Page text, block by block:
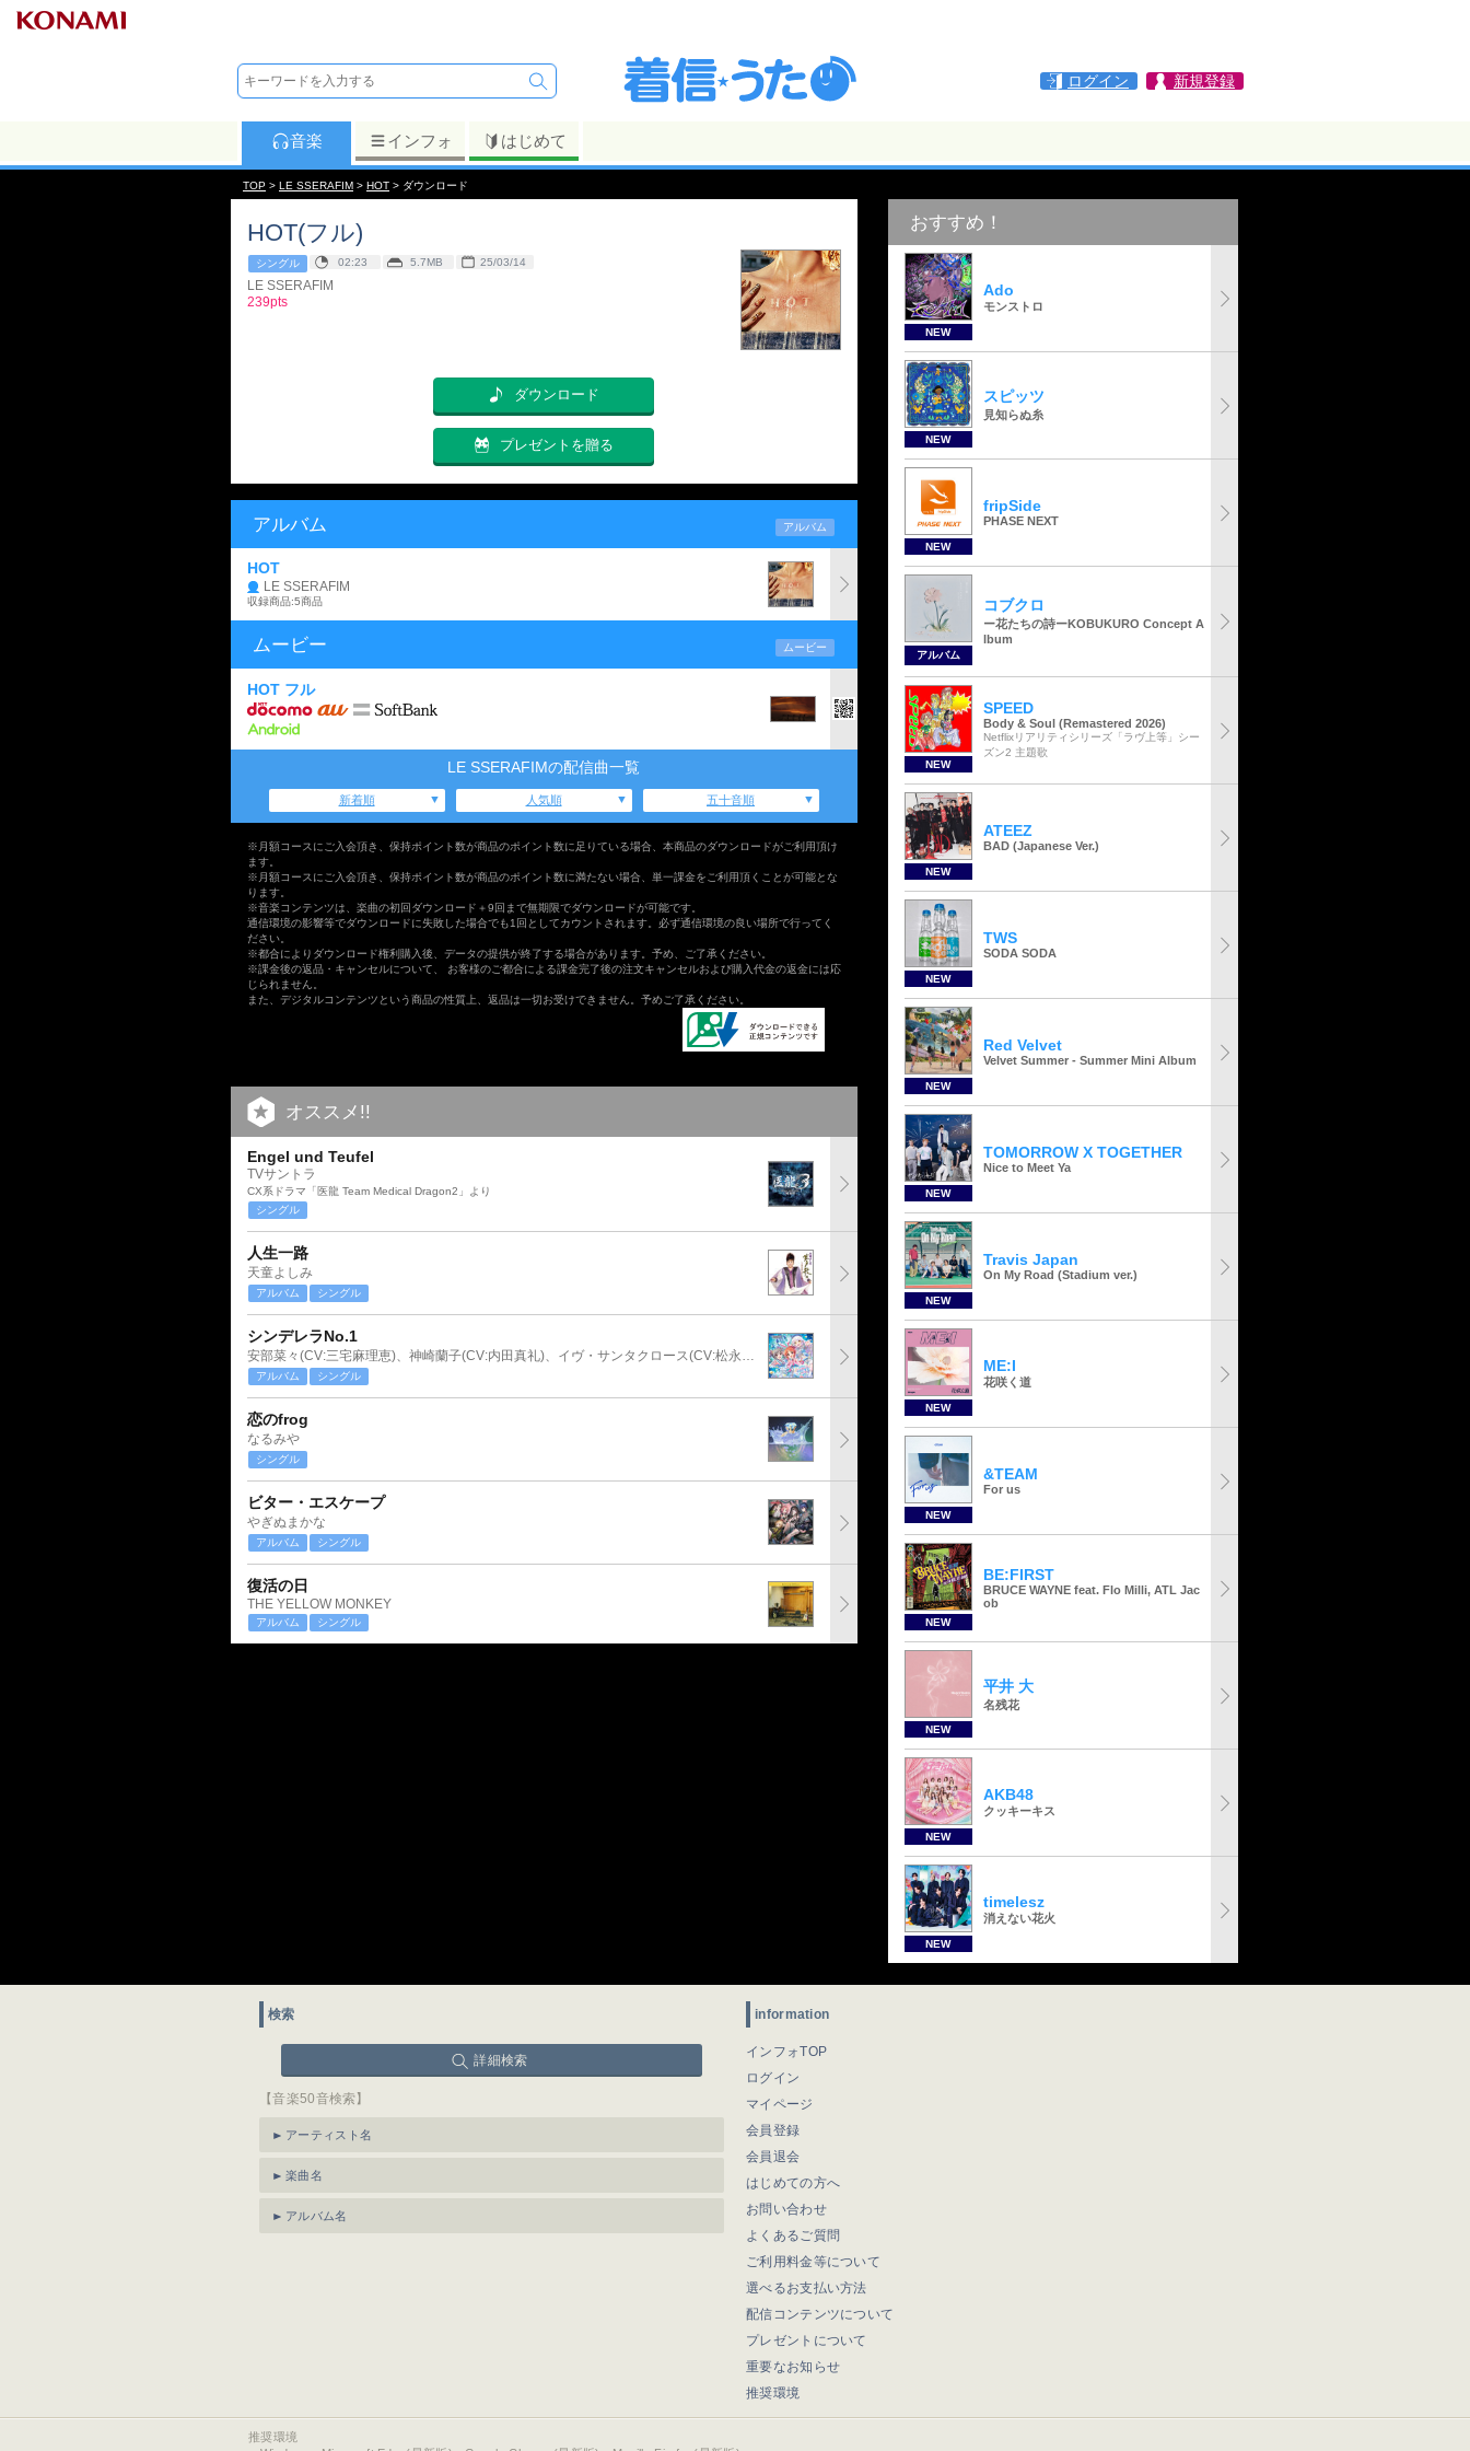
ログイン 新規登録
音楽 インフォ はじめて
TOP > LE SSERAFIM > HOT > ダウンロード
HOT(フル)
シングル 02:23 5.7MB 25/03/14
LE SSERAFIM
239pts
ダウンロード
プレゼントを贈る
アルバム アルバム
HOT
LE SSERAFIM
収録商品:5商品
ムービー ムービー
HOT フル
LE SSERAFIMの配信曲一覧
新着順 人気順 五十音順
※月額コースにご入会頂き、保持ポイント数が商品のポイント数に足りている場合、本商品のダウンロードがご利用頂け
ます。
※月額コースにご入会頂き、保持ポイント数が商品のポイント数に満たない場合、単一課金をご利用頂くことが可能とな
ります。
※音楽コンテンツは、楽曲の初回ダウンロード＋9回まで無期限でダウンロードが可能です。
通信環境の影響等でダウンロードに失敗した場合でも1回としてカウントされます。必ず通信環境の良い場所で行ってく
ださい。
※都合によりダウンロード権利購入後、データの提供が終了する場合があります。予め、ご了承ください。
※課金後の返品・キャンセルについて、 お客様のご都合による課金完了後の注文キャンセルおよび購入代金の返金には応
じられません。
また、デジタルコンテンツという商品の性質上、返品は一切お受けできません。予めご了承ください。
オススメ!!
Engel und Teufel
TVサントラ
CX系ドラマ「医龍 Team Medical Dragon2」より
シングル
人生一路
天童よしみ
アルバム シングル
シンデレラNo.1
安部菜々(CV:三宅麻理恵)、神崎蘭子(CV:内田真礼)、イヴ・サンタクロース(CV:松永あかね)
アルバム シングル
恋のfrog
なるみや
シングル
ビター・エスケープ
やぎぬまかな
アルバム シングル
復活の日
THE YELLOW MONKEY
アルバム シングル
おすすめ！
NEW
Ado
モンストロ
NEW
スピッツ
見知らぬ糸
NEW
fripSide
PHASE NEXT
アルバム
コブクロ
ー花たちの詩ーKOBUKURO Concept A
lbum
NEW
SPEED
Body & Soul (Remastered 2026)
Netflixリアリティシリーズ「ラヴ上等」シー
ズン2 主題歌
NEW
ATEEZ
BAD (Japanese Ver.)
NEW
TWS
SODA SODA
NEW
Red Velvet
Velvet Summer - Summer Mini Album
NEW
TOMORROW X TOGETHER
Nice to Meet Ya
NEW
Travis Japan
On My Road (Stadium ver.)
NEW
ME:I
花咲く道
NEW
&TEAM
For us
NEW
BE:FIRST
BRUCE WAYNE feat. Flo Milli, ATL Jac
ob
NEW
平井 大
名残花
NEW
AKB48
クッキーキス
NEW
timelesz
消えない花火
検索
詳細検索
【音楽50音検索】
アーティスト名
楽曲名
アルバム名
information
インフォTOP
ログイン
マイページ
会員登録
会員退会
はじめての方へ
お問い合わせ
よくあるご質問
ご利用料金等について
選べるお支払い方法
配信コンテンツについて
プレゼントについて
重要なお知らせ
推奨環境
推奨環境